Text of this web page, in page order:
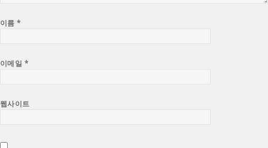
이름*
이메일 *
웹사이트